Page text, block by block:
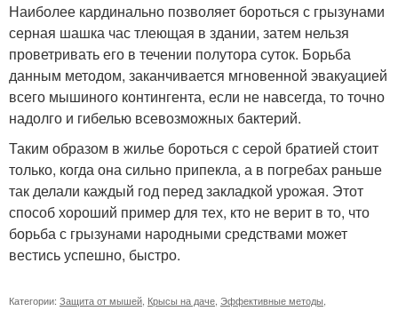
Наиболее кардинально позволяет бороться с грызунами
серная шашка час тлеющая в здании, затем нельзя
проветривать его в течении полутора суток. Борьба
данным методом, заканчивается мгновенной эвакуацией
всего мышиного контингента, если не навсегда, то точно
надолго и гибелью всевозможных бактерий.
Таким образом в жилье бороться с серой братией стоит
только, когда она сильно припекла, а в погребах раньше
так делали каждый год перед закладкой урожая. Этот
способ хороший пример для тех, кто не верит в то, что
борьба с грызунами народными средствами может
вестись успешно, быстро.
Категории: Защита от мышей Крысы на даче Эффективные методы